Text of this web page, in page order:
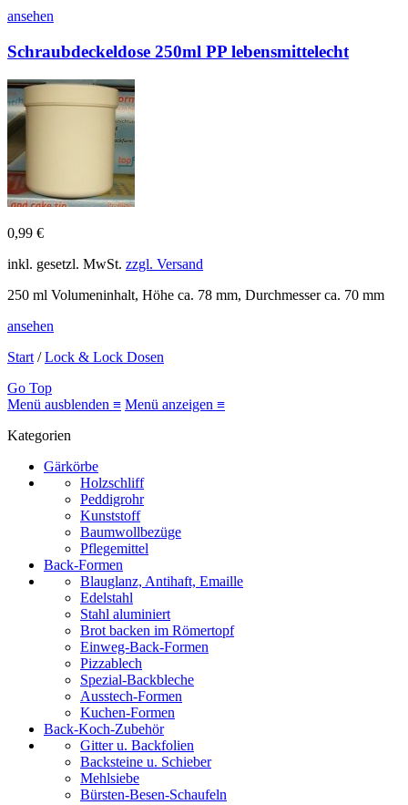
ansehen
Schraubdeckeldose 250ml PP lebensmittelecht
0,99 €
inkl. gesetzl. MwSt. zzgl. Versand
250 ml Volumeninhalt, Höhe ca. 78 mm, Durchmesser ca. 70 mm
ansehen
Start /Lock & Lock Dosen
Go Top
Menü ausblenden ≡ Menü anzeigen ≡
Kategorien
Gärkörbe
Holzschliff
Peddigrohr
Kunststoff
Baumwollbezüge
Pflegemittel
Back-Formen
Blauglanz, Antihaft, Emaille
Edelstahl
Stahl aluminiert
Brot backen im Römertopf
Einweg-Back-Formen
Pizzablech
Spezial-Backbleche
Ausstech-Formen
Kuchen-Formen
Back-Koch-Zubehör
Gitter u. Backfolien
Backsteine u. Schieber
Mehlsiebe
Bürsten-Besen-Schaufeln